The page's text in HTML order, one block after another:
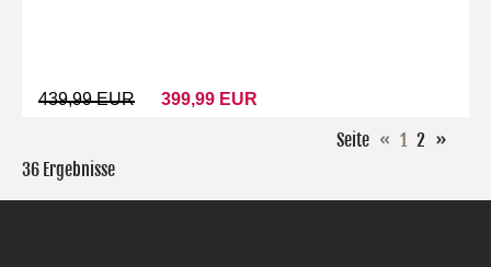
439,99 EUR 399,99 EUR
Seite « 1 2 »
36 Ergebnisse